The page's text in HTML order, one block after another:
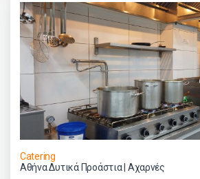
Catering
Αθήνα Δυτικά Προάστια | Αχαρνές